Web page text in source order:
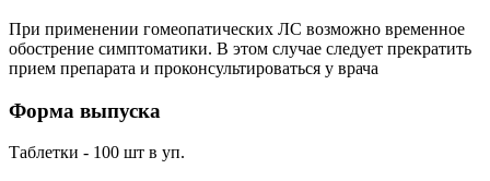
При применении гомеопатических ЛС возможно временное
обострение симптоматики. В этом случае следует прекратить
прием препарата и проконсультироваться у врача
Форма выпуска
Таблетки - 100 шт в уп.